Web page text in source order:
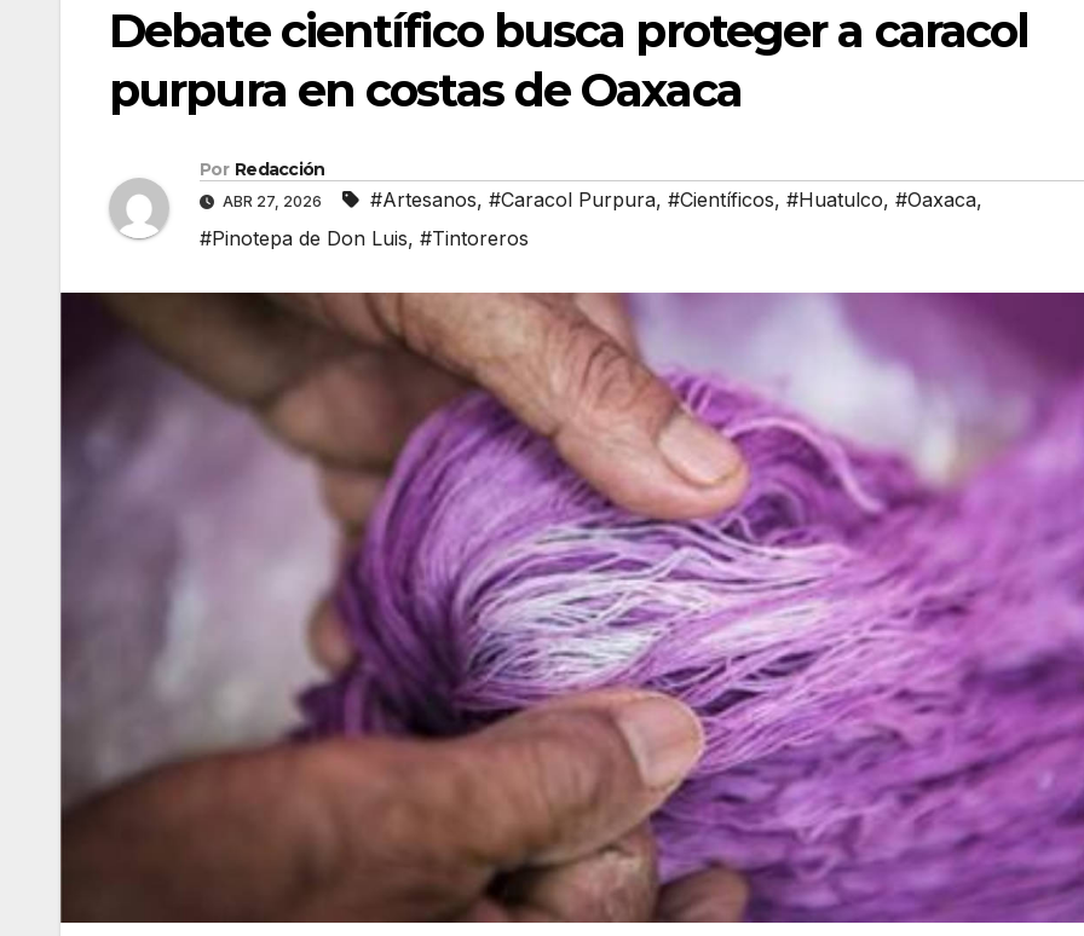
Debate científico busca proteger a caracol
purpura en costas de Oaxaca
Por Redacción
ABR 27, 2026 #Artesanos, #Caracol Purpura, #Científicos, #Huatulco, #Oaxaca,
#Pinotepa de Don Luis, #Tintoreros